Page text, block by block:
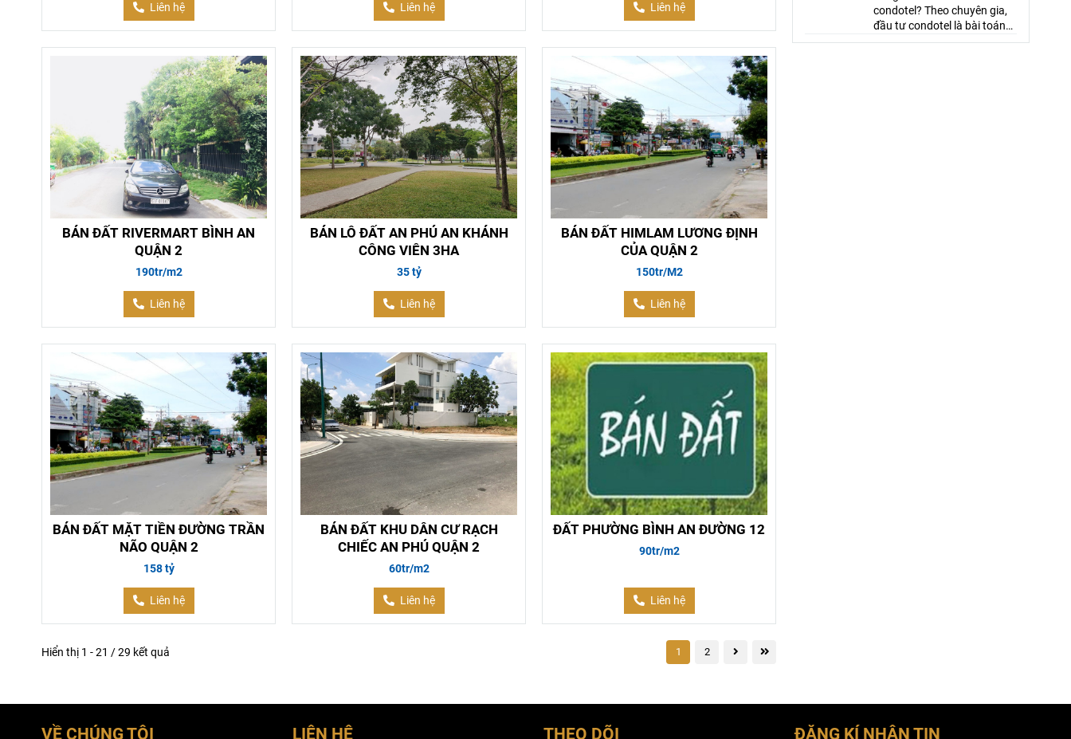
Liên hệ Liên hệ Liên hệ
BÁN ĐẤT RIVERMART BÌNH AN
QUẬN 2
190tr/m2
Liên hệ
BÁN LÔ ĐẤT AN PHÚ AN KHÁNH
CÔNG VIÊN 3HA
35 tỷ
Liên hệ
BÁN ĐẤT HIMLAM LƯƠNG ĐỊNH
CỦA QUẬN 2
150tr/M2
Liên hệ
BÁN ĐẤT MẶT TIỀN ĐƯỜNG TRẦN
NÃO QUẬN 2
158 tỷ
Liên hệ
BÁN ĐẤT KHU DÂN CƯ RẠCH
CHIẾC AN PHÚ QUẬN 2
60tr/m2
Liên hệ
ĐẤT PHƯỜNG BÌNH AN ĐƯỜNG 12
90tr/m2
Liên hệ
Hiển thị 1 - 21 / 29 kết quả 1 2
condotel? Theo chuyên gia,
đầu tư condotel là bài toán
chia sẻ lợi nhuận hơn là đầu
VỀ CHÚNG TÔI LIÊN HỆ THEO DÕI ĐĂNG KÍ NHẬN TIN